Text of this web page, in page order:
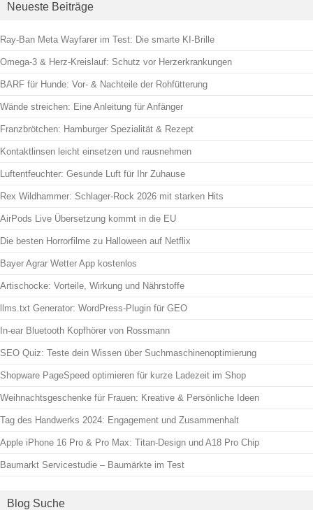
Neueste Beiträge
Ray-Ban Meta Wayfarer im Test: Die smarte KI-Brille
Omega-3 & Herz-Kreislauf: Schutz vor Herzerkrankungen
BARF für Hunde: Vor- & Nachteile der Rohfütterung
Wände streichen: Eine Anleitung für Anfänger
Franzbrötchen: Hamburger Spezialität & Rezept
Kontaktlinsen leicht einsetzen und rausnehmen
Luftentfeuchter: Gesunde Luft für Ihr Zuhause
Rex Wildhammer: Schlager-Rock 2026 mit starken Hits
AirPods Live Übersetzung kommt in die EU
Die besten Horrorfilme zu Halloween auf Netflix
Bayer Agrar Wetter App kostenlos
Artischocke: Vorteile, Wirkung und Nährstoffe
llms.txt Generator: WordPress-Plugin für GEO
In-ear Bluetooth Kopfhörer von Rossmann
SEO Quiz: Teste dein Wissen über Suchmaschinenoptimierung
Shopware PageSpeed optimieren für kurze Ladezeit im Shop
Weihnachtsgeschenke für Frauen: Kreative & Persönliche Ideen
Tag des Handwerks 2024: Engagement und Zusammenhalt
Apple iPhone 16 Pro & Pro Max: Titan-Design und A18 Pro Chip
Baumarkt Servicestudie – Baumärkte im Test
Blog Suche